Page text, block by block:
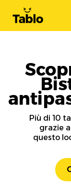
Più di 10
grazie
questo